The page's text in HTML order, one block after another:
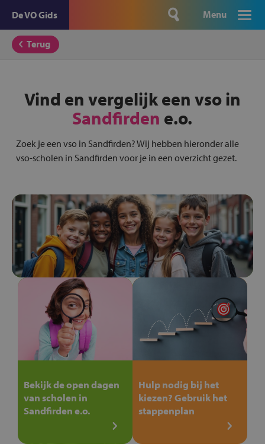
De VO Gids Menu
Terug
Vind en vergelijk een vso in
Sandfirden e.o.
Zoek je een vso in Sandfirden? Wij hebben hieronder alle
vso-scholen in Sandfirden voor je in een overzicht gezet.
Bekijk de open dagen
van scholen in
Sandfirden e.o.
Hulp nodig bij het
kiezen? Gebruik het
stappenplan